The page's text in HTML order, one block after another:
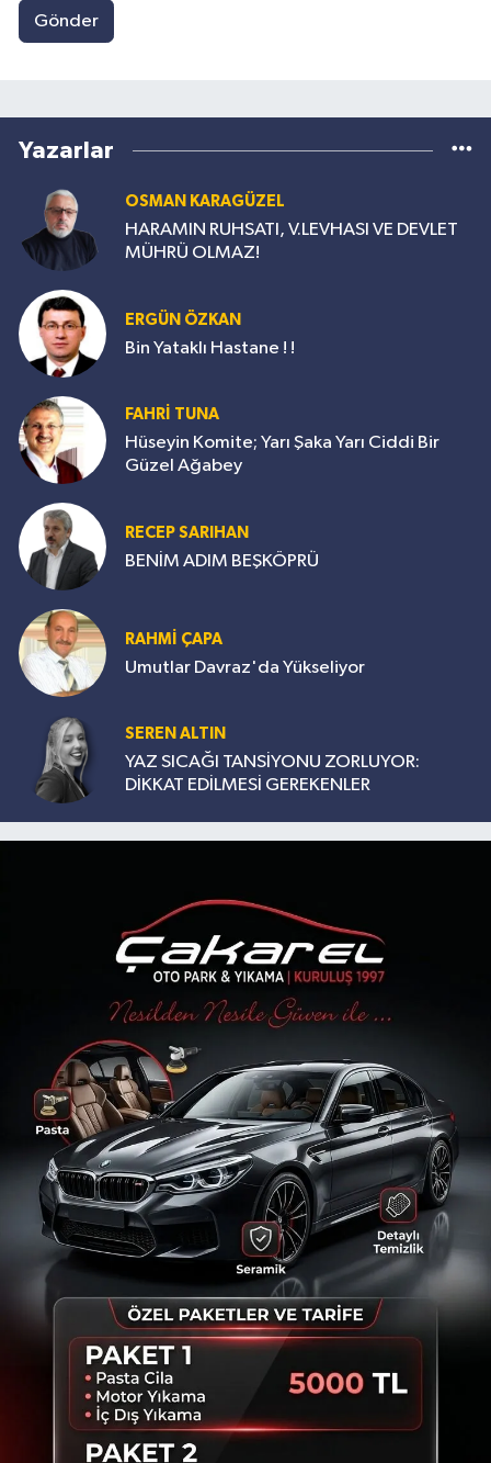
Gönder
Yazarlar
OSMAN KARAGÜZEL
HARAMIN RUHSATI, V.LEVHASI VE DEVLET
MÜHRÜ OLMAZ!
ERGÜN ÖZKAN
Bin Yataklı Hastane ! !
FAHRİ TUNA
Hüseyin Komite; Yarı Şaka Yarı Ciddi Bir
Güzel Ağabey
RECEP SARIHAN
BENİM ADIM BEŞKÖPRÜ
RAHMİ ÇAPA
Umutlar Davraz'da Yükseliyor
SEREN ALTIN
YAZ SICAĞI TANSİYONU ZORLUYOR:
DİKKAT EDİLMESİ GEREKENLER